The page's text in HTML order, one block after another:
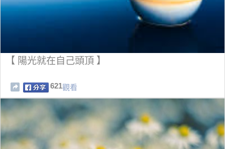
【 陽光就在自己頭頂 】
621觀看